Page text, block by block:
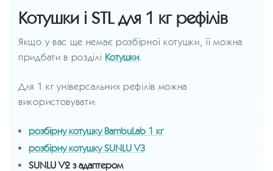
Котушки і STL для 1 кг рефілів
Якщо у вас ще немає розбірної котушки, її можна
придбати в розділі Котушки.
Для 1 кг універсальних рефілів можна
використовувати:
розбірну котушку BambuLab 1 кг
розбірну котушку SUNLU V3
SUNLU V2 з адаптером